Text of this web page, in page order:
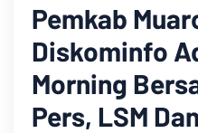
Pemkab
Diskominfo
Morning
Pers, LSM